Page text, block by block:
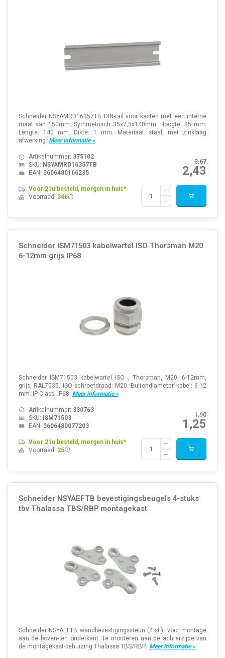
Schneider NSYAMRD16357TB DIN-rail voor kasten met een interne
maat van 150mm. Symmetrisch 35x7,5x140mm. Hoogte: 35 mm.
Lengte: 140 mm. Dikte: 1 mm. Materiaal: staal, met zinklaag
afwerking. Meer informatie »
3,67
2,43
Artikelnummer: 375102
SKU: NSYAMRD16357TB
EAN: 3606480166235
Voor 21u besteld, morgen in huis*
Voorraad: 346
Schneider ISM71503 kabelwartel ISO Thorsman M20
6-12mm grijs IP68
Schneider ISM71503 kabelwartel ISO , Thorsman, M20, 6-12mm,
grijs, RAL7035. ISO schroefdraad: M20. Buitendiameter kabel: 6-12
mm. IP-Class: IP68. Meer informatie »
1,90
1,25
Artikelnummer: 330763
SKU: ISM71503
EAN: 3606480077203
Voor 21u besteld, morgen in huis*
Voorraad: 25
Schneider NSYAEFTB bevestigingsbeugels 4-stuks
tbv Thalassa TBS/RBP montagekast
Schneider NSYAEFTB wandbevestigingssteun (4 st.), voor montage
aan de boven- en onderkant. Te monteren aan de achterzijde van
de montagekast-behuizing Thalassa TBS/RBP.. Meer informatie »